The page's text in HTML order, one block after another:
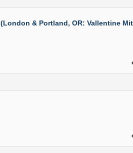
& Portland, OR: Vallentine